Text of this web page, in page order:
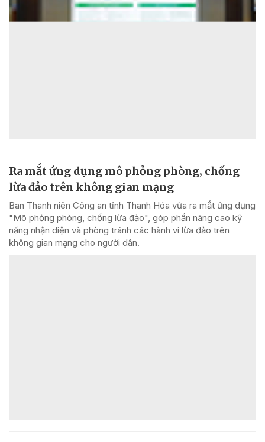
Ra mắt ứng dụng mô phỏng phòng, chống
lừa đảo trên không gian mạng
Ban Thanh niên Công an tỉnh Thanh Hóa vừa ra mắt ứng dụng
"Mô phỏng phòng, chống lừa đảo", góp phần nâng cao kỹ
năng nhận diện và phòng tránh các hành vi lừa đảo trên
không gian mạng cho người dân.